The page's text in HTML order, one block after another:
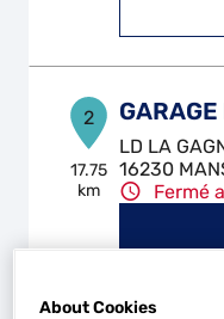
2
17.75
km
LD LA
16230
Fermé
About Cookies